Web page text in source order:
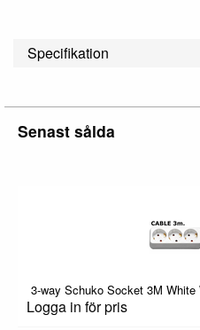
Specifikation
Senast sålda
3-way Schuko Socket 3M
Logga in för pris